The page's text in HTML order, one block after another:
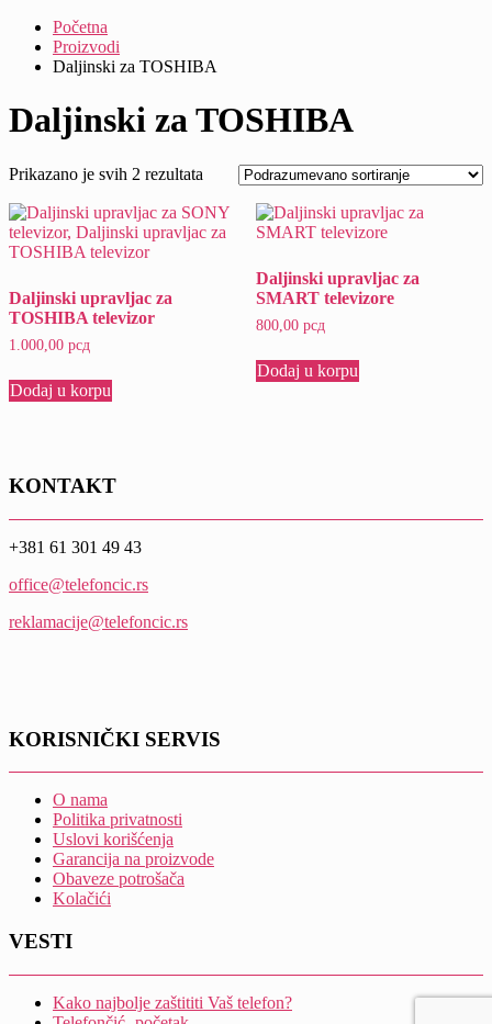
Početna
Proizvodi
Daljinski za TOSHIBA
Daljinski za TOSHIBA
Prikazano je svih 2 rezultata
Daljinski upravljac za
TOSHIBA televizor
1.000,00 рсд
Dodaj u korpu
Daljinski upravljac za
SMART televizore
800,00 рсд
Dodaj u korpu
KONTAKT
+381 61 301 49 43
office@telefoncic.rs
reklamacije@telefoncic.rs
KORISNIČKI SERVIS
O nama
Politika privatnosti
Uslovi korišćenja
Garancija na proizvode
Obaveze potrošača
Kolačići
VESTI
Kako najbolje zaštititi Vaš telefon?